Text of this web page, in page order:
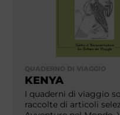
KENYA
I quaderni di viaggio
raccolte di articoli